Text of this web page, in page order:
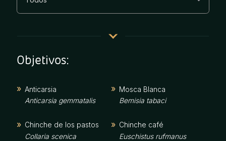
Objetivos:
Anticarsia
Anticarsia gemmatalis
Mosca Blanca
Bemisia tabaci
Chinche de los pastos
Collaria scenica
Chinche café
Euschistus rufmanus